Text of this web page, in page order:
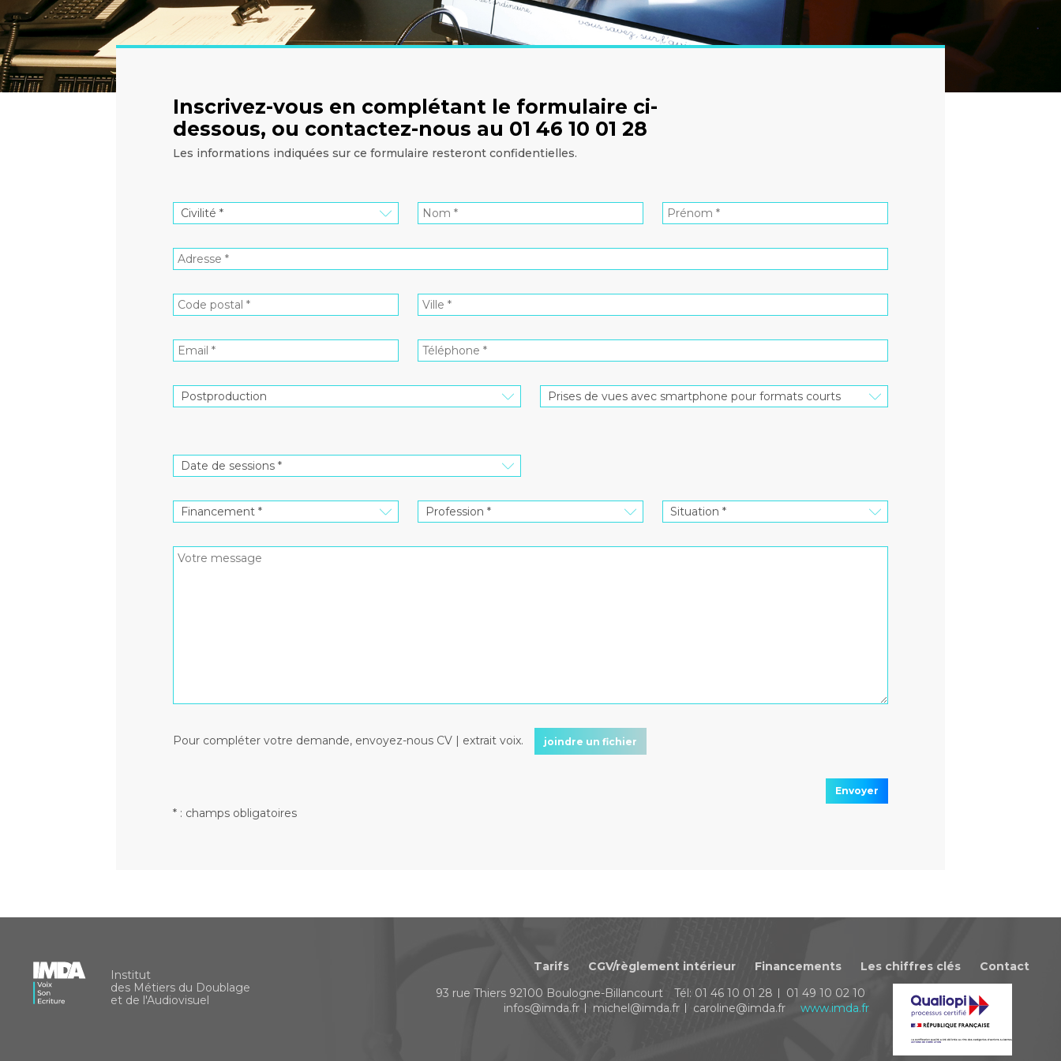
Inscrivez-vous en complétant le formulaire ci-
dessous, ou contactez-nous au 01 46 10 01 28
Les informations indiquées sur ce formulaire resteront confidentielles.
Pour compléter votre demande, envoyez-nous CV | extrait voix. joindre un fichier
Envoyer
* : champs obligatoires
Institut
des Métiers du Doublage
et de l'Audiovisuel
Tarifs CGV/règlement intérieur Financements Les chiffres clés
Contact
93 rue Thiers 92100 Boulogne-Billancourt Tél: 01 46 10 01 28
01 49 10 02 10
infos@imda.fr
michel@imda.fr caroline@imda.fr www.imda.fr